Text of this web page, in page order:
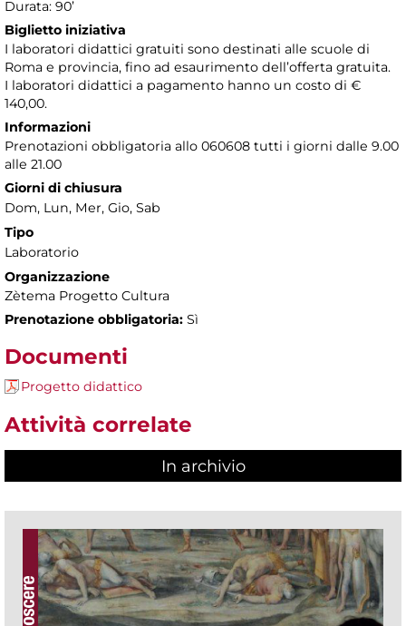
Durata: 90’
Biglietto iniziativa
I laboratori didattici gratuiti sono destinati alle scuole di
Roma e provincia, fino ad esaurimento dell’offerta gratuita.
I laboratori didattici a pagamento hanno un costo di €
140,00.
Informazioni
Prenotazioni obbligatoria allo 060608 tutti i giorni dalle 9.00
alle 21.00
Giorni di chiusura
Dom, Lun, Mer, Gio, Sab
Tipo
Laboratorio
Organizzazione
Zètema Progetto Cultura
Prenotazione obbligatoria: Sì
Documenti
Progetto didattico
Attività correlate
In archivio